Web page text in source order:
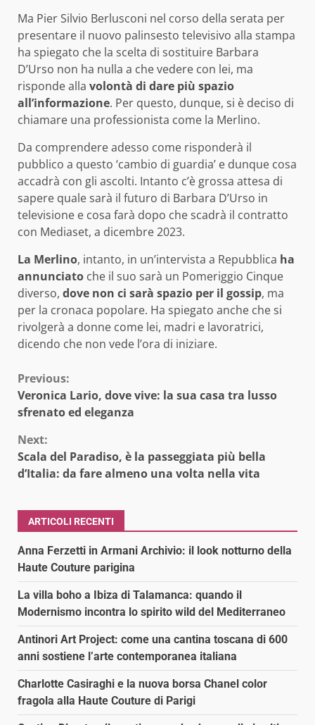
Ma Pier Silvio Berlusconi nel corso della serata per
presentare il nuovo palinsesto televisivo alla stampa
ha spiegato che la scelta di sostituire Barbara
D’Urso non ha nulla a che vedere con lei, ma
risponde alla volontà di dare più spazio
all’informazione. Per questo, dunque, si è deciso di
chiamare una professionista come la Merlino.
Da comprendere adesso come risponderà il
pubblico a questo ‘cambio di guardia’ e dunque cosa
accadrà con gli ascolti. Intanto c’è grossa attesa di
sapere quale sarà il futuro di Barbara D’Urso in
televisione e cosa farà dopo che scadrà il contratto
con Mediaset, a dicembre 2023.
La Merlino, intanto, in un’intervista a Repubblica ha
annunciato che il suo sarà un Pomeriggio Cinque
diverso, dove non ci sarà spazio per il gossip, ma
per la cronaca popolare. Ha spiegato anche che si
rivolgerà a donne come lei, madri e lavoratrici,
dicendo che non vede l’ora di iniziare.
Continue
Reading
Previous:
Veronica Lario, dove vive: la sua casa tra lusso
sfrenato ed eleganza
Next:
Scala del Paradiso, è la passeggiata più bella
d’Italia: da fare almeno una volta nella vita
ARTICOLI RECENTI
Anna Ferzetti in Armani Archivio: il look notturno della
Haute Couture parigina
La villa boho a Ibiza di Talamanca: quando il
Modernismo incontra lo spirito wild del Mediterraneo
Antinori Art Project: come una cantina toscana di 600
anni sostiene l’arte contemporanea italiana
Charlotte Casiraghi e la nuova borsa Chanel color
fragola alla Haute Couture di Parigi